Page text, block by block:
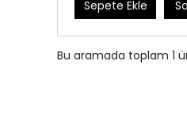
Sepete Ekle
Bu aramada toplam 1